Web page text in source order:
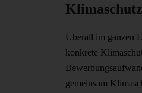
Überall im ganzen
konkrete
gemeinsam